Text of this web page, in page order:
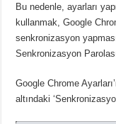
Bu nedenle, ayarları
kullanmak, Google
senkronizasyon
Senkronizasyon
Google Chrome
altındaki